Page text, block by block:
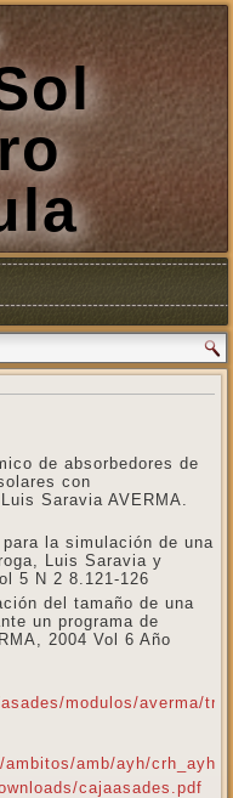
de absorbedores de
con
Saravia AVERMA.
la simulación de una
Luis Saravia y
5 N 2 8.121-126
del tamaño de una
un programa de
2004 Vol 6 Año
modulos/averma/
amb/ayh/
cajaasades.pdf